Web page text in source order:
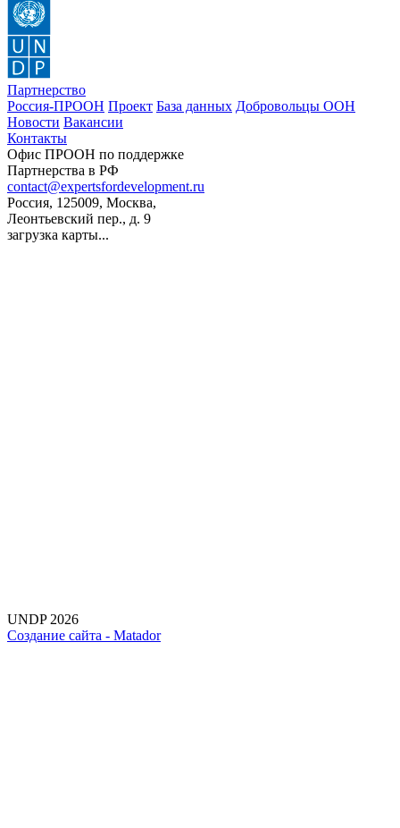
Партнерство
Россия-ПРООН Проект База данных Добровольцы ООН
Новости Вакансии
Контакты
Офис ПРООН по поддержке
Партнерства в РФ
contact@expertsfordevelopment.ru
Россия, 125009, Москва,
Леонтьевский пер., д. 9
загрузка карты...
UNDP 2026
Создание сайта - Matador